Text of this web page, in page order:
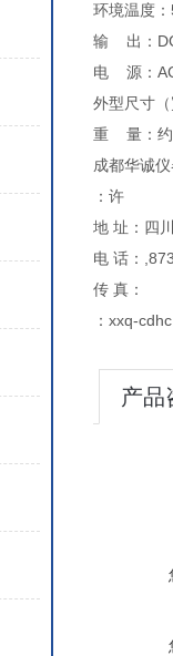
环境温度
输 出：
电 源：
外型尺寸
重 量：约
成都华诚
：许
地 址：四
电 话：
传 真：
：xxq-
产品